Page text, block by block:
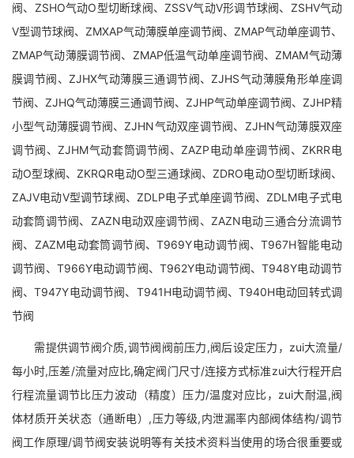
阀、ZSHO气动O型切断球阀、ZSSV气动V形调节球阀、ZSHV气动
V型调节球阀、ZMXAP气动薄膜单座调节阀、ZMAP气动单座调节、
ZMAP气动薄膜调节阀、ZMAP低温气动单座调节阀、ZMAM气动薄
膜调节阀、ZJHX气动薄膜三通调节阀、ZJHS气动薄膜角形单座调
节阀、ZJHQ气动薄膜三通调节阀、ZJHP气动单座调节阀、ZJHP精
小型气动薄膜调节阀、ZJHN气动双座调节阀、ZJHN气动薄膜双座
调节阀、ZJHM气动套筒调节阀、ZAZP电动单座调节阀、ZKRR电
动O型球阀、ZKRQR电动O型三通球阀、ZDRO电动O型切断球阀、
ZAJV电动V型调节球阀、ZDLP电子式单座调节阀、ZDLM电子式电
动套筒调节阀、ZAZN电动双座调节阀、ZAZN电动三通合分流调节
阀、ZAZM电动套筒调节阀、T969Y电动调节阀、T967H智能电动
调节阀、T966Y电动调节阀、T962Y电动调节阀、T948Y电动调节
阀、T947Y电动调节阀、T941H电动调节阀、T940H电动回转式调
节阀
需提供调节阀介质,调节阀阀前压力,阀后设定压力，zui大流量/
每小时,压差/流量对应比,确定阀门尺寸/连接方式标准zui大行程开启
行程流量调节比压力波动（精度）压力/温度对应比，zui大耐温,阀
体材质开关状态（通断电）,压力等级,内泄漏率内部阀体结构/调节
阀工作原理/调节阀安装说明等有关技术资料当使用的场合很重要或